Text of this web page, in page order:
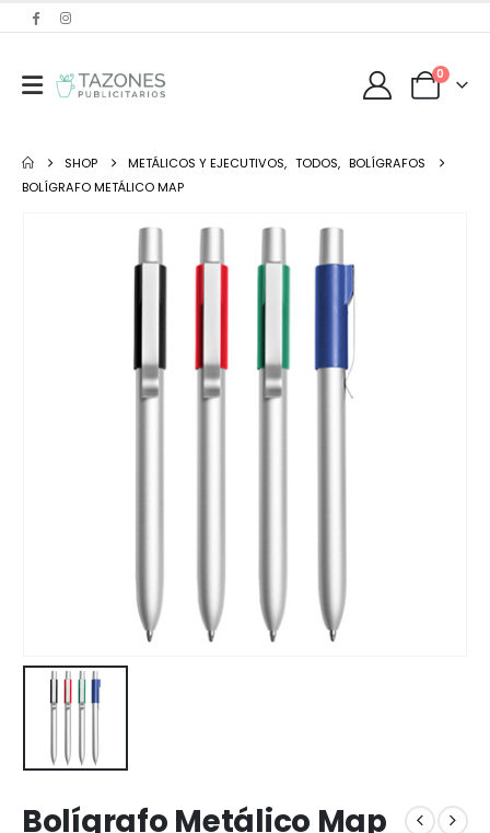
0
SHOP METÁLICOS Y EJECUTIVOS, TODOS, BOLÍGRAFOS
BOLÍGRAFO METÁLICO MAP
Bolígrafo Metálico Map